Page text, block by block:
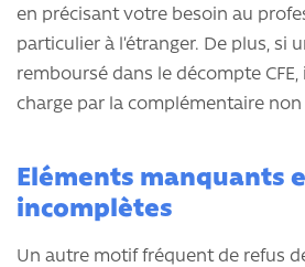
en précisant votre besoin au
particulier à l’étranger. De plus, si
remboursé dans le décompte CFE,
charge par la complémentaire non
Eléments manquants
incomplètes
Un autre motif fréquent de refus